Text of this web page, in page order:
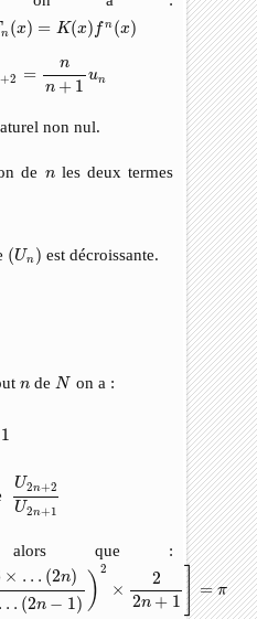
n (x) = K(x) f n (x)
= K (x (x)
+2 =
n
n + 1
un
1u
non nul.
de n
nles deux termes
(Un )
(Un ) est décroissante.
n
n de N
N on a :
1
U2n+2
U2n+1
U2
alors que :
× … (2n)
… (2n − 1) )
2
×
2
2n + 1 ] = π
× × …( 2n+1]=π